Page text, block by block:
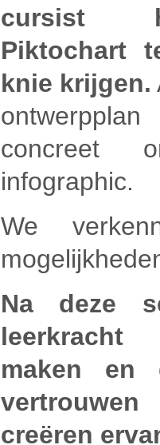
cursist
Piktochart
knie krijgen.
concreet
infographic.
We
Na deze
leerkracht
maken en
creëren